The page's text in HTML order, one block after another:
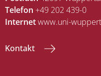
Telefon +49 202 439-0
Internetwww.uni-
Kontakt